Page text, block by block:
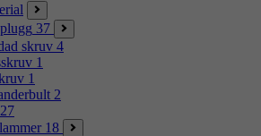
37
skruv 4
1
1
2
27
18